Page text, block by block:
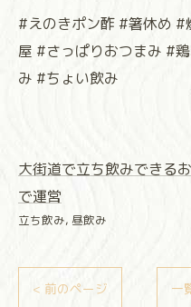
#えのきポン酢 #箸休め
屋 #さっぱりおつまみ #
み #ちょい飲み
大街道で立ち飲みできる
で運営
立ち飲み 昼飲み
< 前のページ 一